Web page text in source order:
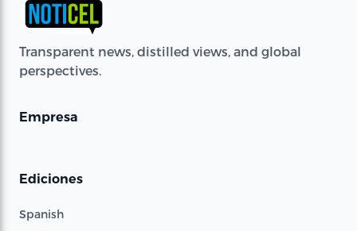
Transparent news, distilled views, and global
perspectives.
Empresa
Ediciones
Spanish